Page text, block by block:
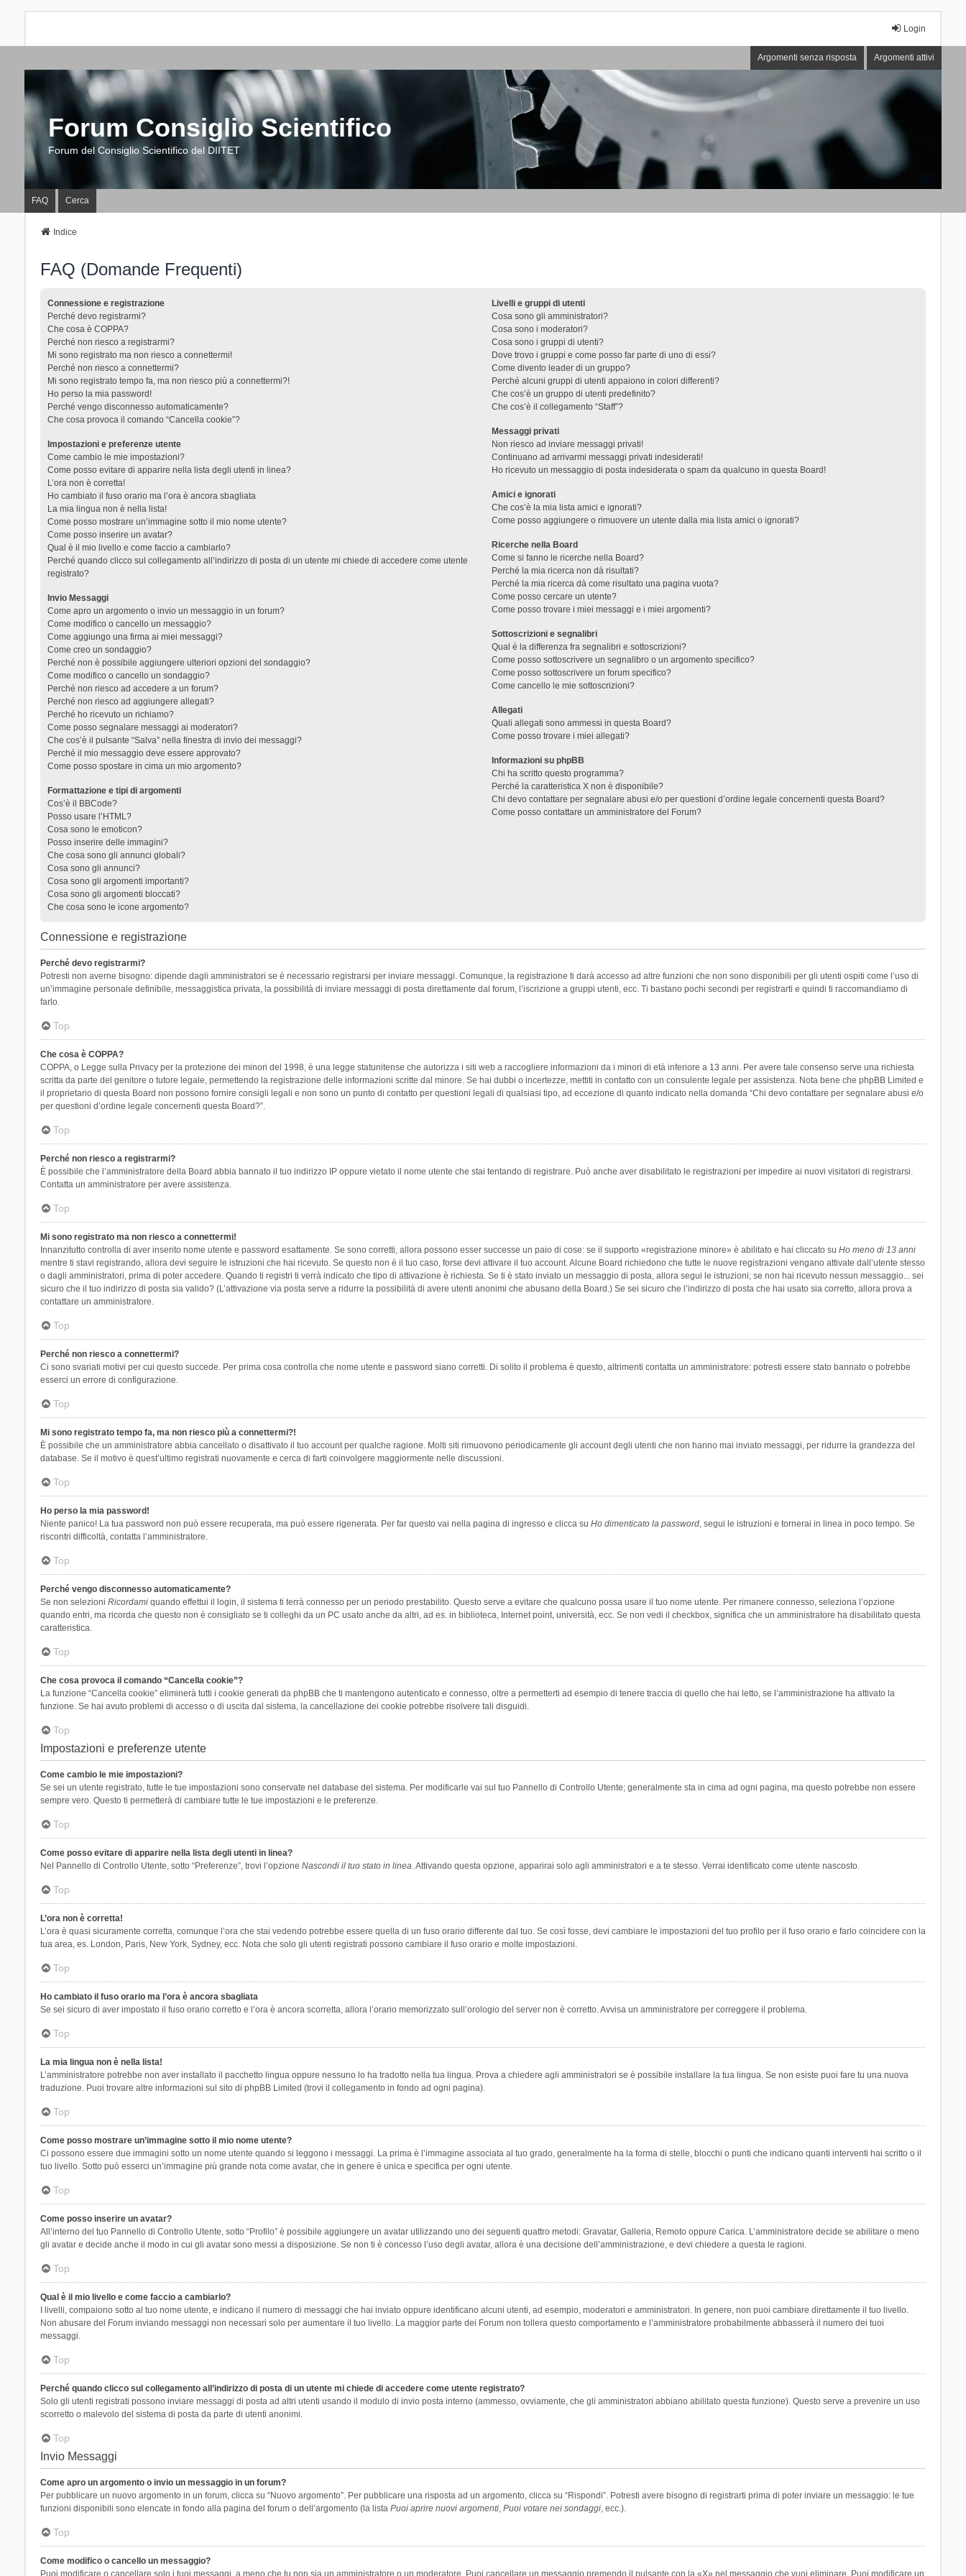
Login
Argomenti senza risposta Argomenti attivi
Forum Consiglio Scientifico
Forum del Consiglio Scientifico del DIITET
FAQ Cerca
Indice
FAQ (Domande Frequenti)
Connessione e registrazione
Perché devo registrarmi?
Che cosa è COPPA?
Perché non riesco a registrarmi?
Mi sono registrato ma non riesco a connettermi!
Perché non riesco a connettermi?
Mi sono registrato tempo fa, ma non riesco più a connettermi?!
Ho perso la mia password!
Perché vengo disconnesso automaticamente?
Che cosa provoca il comando “Cancella cookie”?
Impostazioni e preferenze utente
Come cambio le mie impostazioni?
Come posso evitare di apparire nella lista degli utenti in linea?
L’ora non è corretta!
Ho cambiato il fuso orario ma l’ora è ancora sbagliata
La mia lingua non è nella lista!
Come posso mostrare un’immagine sotto il mio nome utente?
Come posso inserire un avatar?
Qual è il mio livello e come faccio a cambiarlo?
Perché quando clicco sul collegamento all’indirizzo di posta di un utente mi chiede di accedere come utente
registrato?
Invio Messaggi
Come apro un argomento o invio un messaggio in un forum?
Come modifico o cancello un messaggio?
Come aggiungo una firma ai miei messaggi?
Come creo un sondaggio?
Perché non è possibile aggiungere ulteriori opzioni del sondaggio?
Come modifico o cancello un sondaggio?
Perché non riesco ad accedere a un forum?
Perché non riesco ad aggiungere allegati?
Perché ho ricevuto un richiamo?
Come posso segnalare messaggi ai moderatori?
Che cos’è il pulsante “Salva” nella finestra di invio dei messaggi?
Perché il mio messaggio deve essere approvato?
Come posso spostare in cima un mio argomento?
Formattazione e tipi di argomenti
Cos’è il BBCode?
Posso usare l’HTML?
Cosa sono le emoticon?
Posso inserire delle immagini?
Che cosa sono gli annunci globali?
Cosa sono gli annunci?
Cosa sono gli argomenti importanti?
Cosa sono gli argomenti bloccati?
Che cosa sono le icone argomento?
Livelli e gruppi di utenti
Cosa sono gli amministratori?
Cosa sono i moderatori?
Cosa sono i gruppi di utenti?
Dove trovo i gruppi e come posso far parte di uno di essi?
Come divento leader di un gruppo?
Perché alcuni gruppi di utenti appaiono in colori differenti?
Che cos’è un gruppo di utenti predefinito?
Che cos’è il collegamento “Staff”?
Messaggi privati
Non riesco ad inviare messaggi privati!
Continuano ad arrivarmi messaggi privati indesiderati!
Ho ricevuto un messaggio di posta indesiderata o spam da qualcuno in questa Board!
Amici e ignorati
Che cos’è la mia lista amici e ignorati?
Come posso aggiungere o rimuovere un utente dalla mia lista amici o ignorati?
Ricerche nella Board
Come si fanno le ricerche nella Board?
Perché la mia ricerca non dà risultati?
Perché la mia ricerca dà come risultato una pagina vuota?
Come posso cercare un utente?
Come posso trovare i miei messaggi e i miei argomenti?
Sottoscrizioni e segnalibri
Qual è la differenza fra segnalibri e sottoscrizioni?
Come posso sottoscrivere un segnalibro o un argomento specifico?
Come posso sottoscrivere un forum specifico?
Come cancello le mie sottoscrizioni?
Allegati
Quali allegati sono ammessi in questa Board?
Come posso trovare i miei allegati?
Informazioni su phpBB
Chi ha scritto questo programma?
Perché la caratteristica X non è disponibile?
Chi devo contattare per segnalare abusi e/o per questioni d’ordine legale concernenti questa Board?
Come posso contattare un amministratore del Forum?
Connessione e registrazione
Perché devo registrarmi?
Potresti non averne bisogno: dipende dagli amministratori se è necessario registrarsi per inviare messaggi. Comunque, la registrazione ti darà accesso ad altre funzioni che non sono disponibili per gli utenti ospiti come l’uso di
un’immagine personale definibile, messaggistica privata, la possibilità di inviare messaggi di posta direttamente dal forum, l’iscrizione a gruppi utenti, ecc. Ti bastano pochi secondi per registrarti e quindi ti raccomandiamo di
farlo.
Top
Che cosa è COPPA?
COPPA, o Legge sulla Privacy per la protezione dei minori del 1998, è una legge statunitense che autorizza i siti web a raccogliere informazioni da i minori di età inferiore a 13 anni. Per avere tale consenso serve una richiesta
scritta da parte del genitore o tutore legale, permettendo la registrazione delle informazioni scritte dal minore. Se hai dubbi o incertezze, mettiti in contatto con un consulente legale per assistenza. Nota bene che phpBB Limited e
il proprietario di questa Board non possono fornire consigli legali e non sono un punto di contatto per questioni legali di qualsiasi tipo, ad eccezione di quanto indicato nella domanda “Chi devo contattare per segnalare abusi e/o
per questioni d’ordine legale concernenti questa Board?”.
Top
Perché non riesco a registrarmi?
È possibile che l’amministratore della Board abbia bannato il tuo indirizzo IP oppure vietato il nome utente che stai tentando di registrare. Può anche aver disabilitato le registrazioni per impedire ai nuovi visitatori di registrarsi.
Contatta un amministratore per avere assistenza.
Top
Mi sono registrato ma non riesco a connettermi!
Innanzitutto controlla di aver inserito nome utente e password esattamente. Se sono corretti, allora possono esser successe un paio di cose: se il supporto «registrazione minore» è abilitato e hai cliccato su Ho meno di 13 anni
mentre ti stavi registrando, allora devi seguire le istruzioni che hai ricevuto. Se questo non è il tuo caso, forse devi attivare il tuo account. Alcune Board richiedono che tutte le nuove registrazioni vengano attivate dall’utente stesso
o dagli amministratori, prima di poter accedere. Quando ti registri ti verrà indicato che tipo di attivazione è richiesta. Se ti è stato inviato un messaggio di posta, allora segui le istruzioni; se non hai ricevuto nessun messaggio... sei
sicuro che il tuo indirizzo di posta sia valido? (L’attivazione via posta serve a ridurre la possibilità di avere utenti anonimi che abusano della Board.) Se sei sicuro che l’indirizzo di posta che hai usato sia corretto, allora prova a
contattare un amministratore.
Top
Perché non riesco a connettermi?
Ci sono svariati motivi per cui questo succede. Per prima cosa controlla che nome utente e password siano corretti. Di solito il problema è questo, altrimenti contatta un amministratore: potresti essere stato bannato o potrebbe
esserci un errore di configurazione.
Top
Mi sono registrato tempo fa, ma non riesco più a connettermi?!
È possibile che un amministratore abbia cancellato o disattivato il tuo account per qualche ragione. Molti siti rimuovono periodicamente gli account degli utenti che non hanno mai inviato messaggi, per ridurre la grandezza del
database. Se il motivo è quest’ultimo registrati nuovamente e cerca di farti coinvolgere maggiormente nelle discussioni.
Top
Ho perso la mia password!
Niente panico! La tua password non può essere recuperata, ma può essere rigenerata. Per far questo vai nella pagina di ingresso e clicca su Ho dimenticato la password, segui le istruzioni e tornerai in linea in poco tempo. Se
riscontri difficoltà, contatta l’amministratore.
Top
Perché vengo disconnesso automaticamente?
Se non selezioni Ricordamiquando effettui il login, il sistema ti terrà connesso per un periodo prestabilito. Questo serve a evitare che qualcuno possa usare il tuo nome utente. Per rimanere connesso, seleziona l’opzione
quando entri, ma ricorda che questo non è consigliato se ti colleghi da un PC usato anche da altri, ad es. in biblioteca, Internet point, università, ecc. Se non vedi il checkbox, significa che un amministratore ha disabilitato questa
caratteristica.
Top
Che cosa provoca il comando “Cancella cookie”?
La funzione “Cancella cookie” eliminerà tutti i cookie generati da phpBB che ti mantengono autenticato e connesso, oltre a permetterti ad esempio di tenere traccia di quello che hai letto, se l’amministrazione ha attivato la
funzione. Se hai avuto problemi di accesso o di uscita dal sistema, la cancellazione dei cookie potrebbe risolvere tali disguidi.
Top
Impostazioni e preferenze utente
Come cambio le mie impostazioni?
Se sei un utente registrato, tutte le tue impostazioni sono conservate nel database del sistema. Per modificarle vai sul tuo Pannello di Controllo Utente; generalmente sta in cima ad ogni pagina, ma questo potrebbe non essere
sempre vero. Questo ti permetterà di cambiare tutte le tue impostazioni e le preferenze.
Top
Come posso evitare di apparire nella lista degli utenti in linea?
Nel Pannello di Controllo Utente, sotto “Preferenze”, trovi l’opzione Nascondi il tuo stato in linea. Attivando questa opzione, apparirai solo agli amministratori e a te stesso. Verrai identificato come utente nascosto.
Top
L’ora non è corretta!
L’ora è quasi sicuramente corretta, comunque l’ora che stai vedendo potrebbe essere quella di un fuso orario differente dal tuo. Se così fosse, devi cambiare le impostazioni del tuo profilo per il fuso orario e farlo coincidere con la
tua area, es. London, Paris, New York, Sydney, ecc. Nota che solo gli utenti registrati possono cambiare il fuso orario e molte impostazioni.
Top
Ho cambiato il fuso orario ma l’ora è ancora sbagliata
Se sei sicuro di aver impostato il fuso orario corretto e l’ora è ancora scorretta, allora l’orario memorizzato sull’orologio del server non è corretto. Avvisa un amministratore per correggere il problema.
Top
La mia lingua non è nella lista!
L’amministratore potrebbe non aver installato il pacchetto lingua oppure nessuno lo ha tradotto nella tua lingua. Prova a chiedere agli amministratori se è possibile installare la tua lingua. Se non esiste puoi fare tu una nuova
traduzione. Puoi trovare altre informazioni sul sito di phpBB Limited (trovi il collegamento in fondo ad ogni pagina).
Top
Come posso mostrare un’immagine sotto il mio nome utente?
Ci possono essere due immagini sotto un nome utente quando si leggono i messaggi. La prima è l’immagine associata al tuo grado, generalmente ha la forma di stelle, blocchi o punti che indicano quanti interventi hai scritto o il
tuo livello. Sotto può esserci un’immagine più grande nota come avatar, che in genere è unica e specifica per ogni utente.
Top
Come posso inserire un avatar?
All’interno del tuo Pannello di Controllo Utente, sotto “Profilo” è possibile aggiungere un avatar utilizzando uno dei seguenti quattro metodi: Gravatar, Galleria, Remoto oppure Carica. L’amministratore decide se abilitare o meno
gli avatar e decide anche il modo in cui gli avatar sono messi a disposizione. Se non ti è concesso l’uso degli avatar, allora è una decisione dell’amministrazione, e devi chiedere a questa le ragioni.
Top
Qual è il mio livello e come faccio a cambiarlo?
I livelli, compaiono sotto al tuo nome utente, e indicano il numero di messaggi che hai inviato oppure identificano alcuni utenti, ad esempio, moderatori e amministratori. In genere, non puoi cambiare direttamente il tuo livello.
Non abusare del Forum inviando messaggi non necessari solo per aumentare il tuo livello. La maggior parte dei Forum non tollera questo comportamento e l’amministratore probabilmente abbasserà il numero dei tuoi
messaggi.
Top
Perché quando clicco sul collegamento all’indirizzo di posta di un utente mi chiede di accedere come utente registrato?
Solo gli utenti registrati possono inviare messaggi di posta ad altri utenti usando il modulo di invio posta interno (ammesso, ovviamente, che gli amministratori abbiano abilitato questa funzione). Questo serve a prevenire un uso
scorretto o malevolo del sistema di posta da parte di utenti anonimi.
Top
Invio Messaggi
Come apro un argomento o invio un messaggio in un forum?
Per pubblicare un nuovo argomento in un forum, clicca su “Nuovo argomento”. Per pubblicare una risposta ad un argomento, clicca su “Rispondi”. Potresti avere bisogno di registrarti prima di poter inviare un messaggio: le tue
funzioni disponibili sono elencate in fondo alla pagina del forum o dell’argomento (la lista Puoi aprire nuovi argomenti, Puoi votare nei sondaggi, ecc.).
Top
Come modifico o cancello un messaggio?
Puoi modificare o cancellare solo i tuoi messaggi, a meno che tu non sia un amministratore o un moderatore. Puoi cancellare un messaggio premendo il pulsante con la «X» nel messaggio che vuoi eliminare. Puoi modificare un